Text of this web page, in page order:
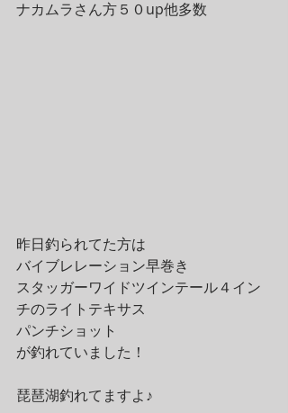
ナカムラさん方５０up他多数
昨日釣られてた方は
バイブレレーション早巻き
スタッガーワイドツインテール４イン
チのライトテキサス
パンチショット
が釣れていました！
琵琶湖釣れてますよ♪